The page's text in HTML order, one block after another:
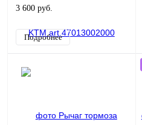
3 600 руб.
Подробнее